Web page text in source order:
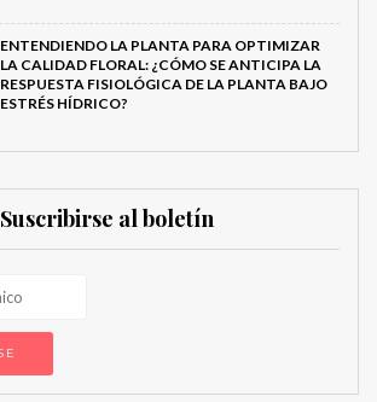
ENTENDIENDO LA PLANTA PARA OPTIMIZAR
LA CALIDAD FLORAL: ¿CÓMO SE ANTICIPA LA
RESPUESTA FISIOLÓGICA DE LA PLANTA BAJO
ESTRÉS HÍDRICO?
Suscribirse al boletín